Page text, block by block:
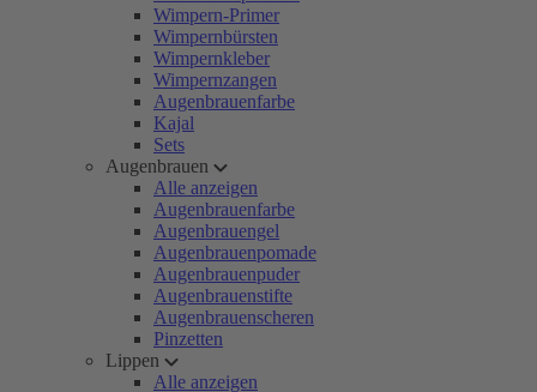
Wimpern-Primer
Wimpernbürsten
Wimpernkleber
Wimpernzangen
Augenbrauenfarbe
Kajal
Sets
Augenbrauen
Alle anzeigen
Augenbrauenfarbe
Augenbrauengel
Augenbrauenpomade
Augenbrauenpuder
Augenbrauenstifte
Augenbrauenscheren
Pinzetten
Lippen
Alle anzeigen